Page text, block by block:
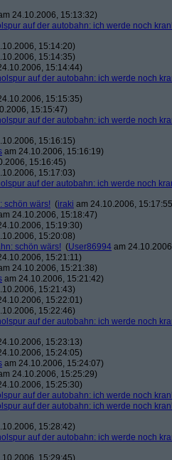
24.10.2006, 15:13:32)
auf der autobahn: ich werde noch
15:14:20)
15:14:35)
15:14:44)
auf der autobahn: ich werde noch
15:15:35)
15:15:47)
auf der autobahn: ich werde noch
15:16:15)
am 24.10.2006, 15:16:19)
15:16:45)
15:17:03)
auf der autobahn: ich werde noch
schön wärs! (iraki am 24.10.2006,
24.10.2006, 15:18:47)
15:19:30)
15:20:08)
schön wärs! (User86994 am
15:21:11)
24.10.2006, 15:21:38)
am 24.10.2006, 15:21:42)
15:21:43)
15:22:01)
15:22:46)
auf der autobahn: ich werde noch
15:23:13)
15:24:05)
am 24.10.2006, 15:24:07)
24.10.2006, 15:25:29)
15:25:30)
auf der autobahn: ich werde noch
auf der autobahn: ich werde noch
15:28:42)
auf der autobahn: ich werde noch
15:29:45)